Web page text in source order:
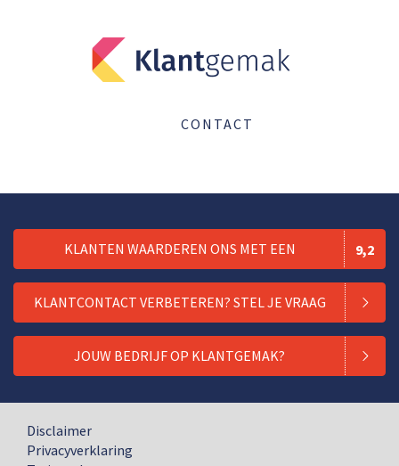
CONTACT
KLANTEN WAARDEREN ONS MET EEN 9,2
KLANTCONTACT VERBETEREN? STEL JE VRAAG
JOUW BEDRIJF OP KLANTGEMAK?
Disclaimer
Privacyverklaring